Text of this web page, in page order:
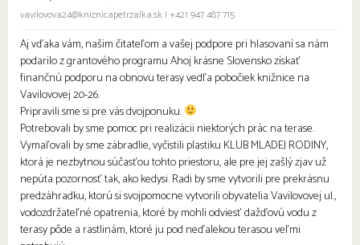
vavilovova24@kniznicapetrzalka.sk | +421 947 487 715
Aj vďaka vám, našim čitateľom a vašej podpore pri hlasovaní sa nám
podarilo z grantového programu Ahoj krásne Slovensko získať
finančnú podporu na obnovu terasy vedľa pobočiek knižnice na
Vavilovovej 20-26.
Pripravili sme si pre vás dvojponuku.
Potrebovali by sme pomoc pri realizácii niektorých prác na terase.
Vymaľovali by sme zábradlie, vyčistili plastiku KLUB MLADEJ RODINY,
ktorá je nezbytnou súčasťou tohto priestoru, ale pre jej zašlý zjav už
nepúta pozornosť tak, ako kedysi. Radi by sme vytvorili pre prekrásnu
predzáhradku, ktorú si svojpomocne vytvorili obyvatelia Vavilovovej ul.,
vodozdržateľné opatrenia, ktoré by mohli odviesť dažďovú vodu z
terasy pôde a rastlinám, ktoré ju pod neďalekou terasou veľmi